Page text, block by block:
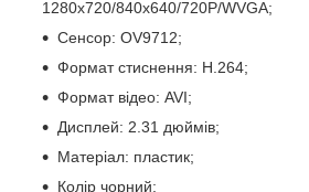
1280х720/840х640/720P/WVGA;
Сенсор: OV9712;
Формат стиснення: H.264;
Формат відео: AVI;
Дисплей: 2.31 дюймів;
Матеріал: пластик;
Колір чорний;